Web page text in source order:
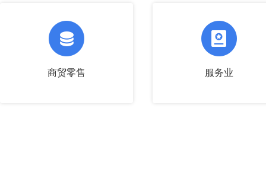
商贸零售 服务业